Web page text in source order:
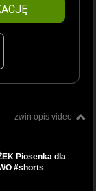
zwiń opis video
Piosenka dla
#shorts